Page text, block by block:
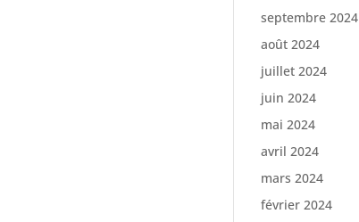
septembre 2024
août 2024
juillet 2024
juin 2024
mai 2024
avril 2024
mars 2024
février 2024